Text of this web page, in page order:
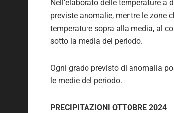
Nell’elaborato delle temperature
previste anomalie, mentre le zone
temperature sopra alla media, al
sotto la media del periodo.
Ogni grado previsto di anomalia
le medie del periodo.
PRECIPITAZIONI OTTOBRE 2024